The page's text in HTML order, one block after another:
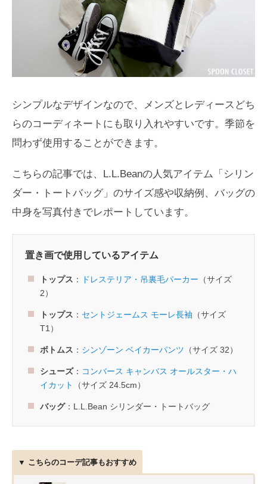
シンプルなデザインなので、メンズとレディースどち
らのコーディネートにも取り入れやすいです。季節を
問わず使用することができます。
こちらの記事では、L.L.Beanの人気アイテム「シリン
ダー・トートバッグ」のサイズ感や収納例、バッグの
中身を写真付きでレポートしています。
置き画で使用しているアイテム
トップス ： ドレステリア・吊裏毛パーカー （サイズ
2）
トップス ： セントジェームス モーレ長袖 （サイズ
T1）
ボトムス ： シンゾーン ベイカーパンツ （サイズ 32）
シューズ： コンバース キャンバス オールスター・ハ
イカット
（サイズ 24.5cm）
バッグ：L.L.Bean シリンダー・トートバッグ
▼ こちらのコーデ記事もおすすめ